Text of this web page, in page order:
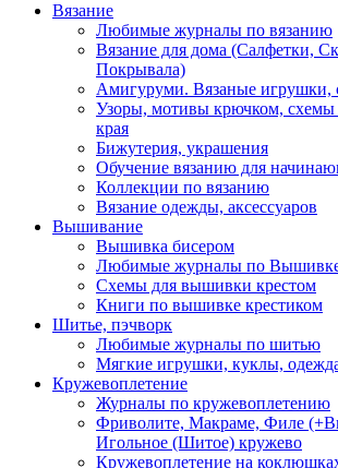
Вязание
Любимые журналы по вязанию
Вязание для дома (Салфетки,
Покрывала)
Амигуруми. Вязаные игрушки,
Узоры, мотивы крючком, схемы
края
Бижутерия, украшения
Обучение вязанию для
Коллекции по вязанию
Вязание одежды, аксессуаров
Вышивание
Вышивка бисером
Любимые журналы по
Схемы для вышивки крестом
Книги по вышивке крестиком
Шитье, пэчворк
Любимые журналы по шитью
Мягкие игрушки, куклы,
Кружевоплетение
Журналы по кружевоплетению
Фриволите, Макраме, Филе
Игольное (Шитое) кружево
Кружевоплетение на